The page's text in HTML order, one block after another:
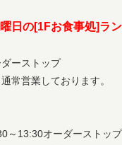
日の[1Fお食事処]ラ
ーストップ
常営業しております。
～13:30オーダーストップ